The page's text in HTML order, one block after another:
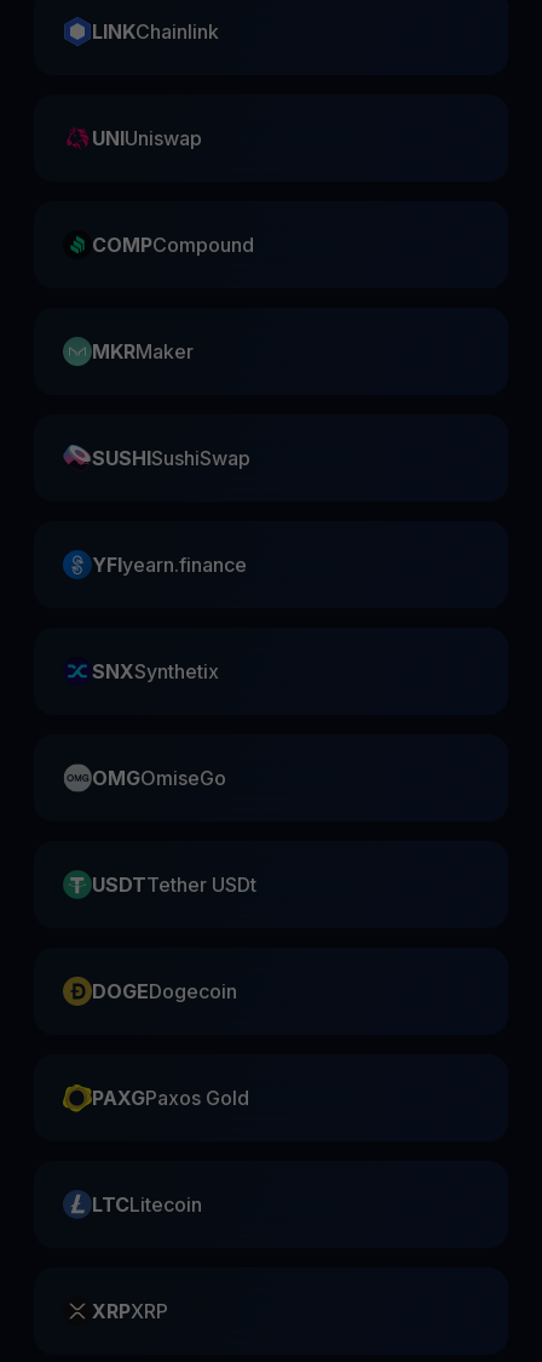
LINKChainlink
UNIUniswap
COMPCompound
MKRMaker
SUSHISushiSwap
YFIyearn.finance
SNXSynthetix
OMGOmiseGo
USDTTether USDt
DOGEDogecoin
PAXGPaxos Gold
LTCLitecoin
XRPXRP